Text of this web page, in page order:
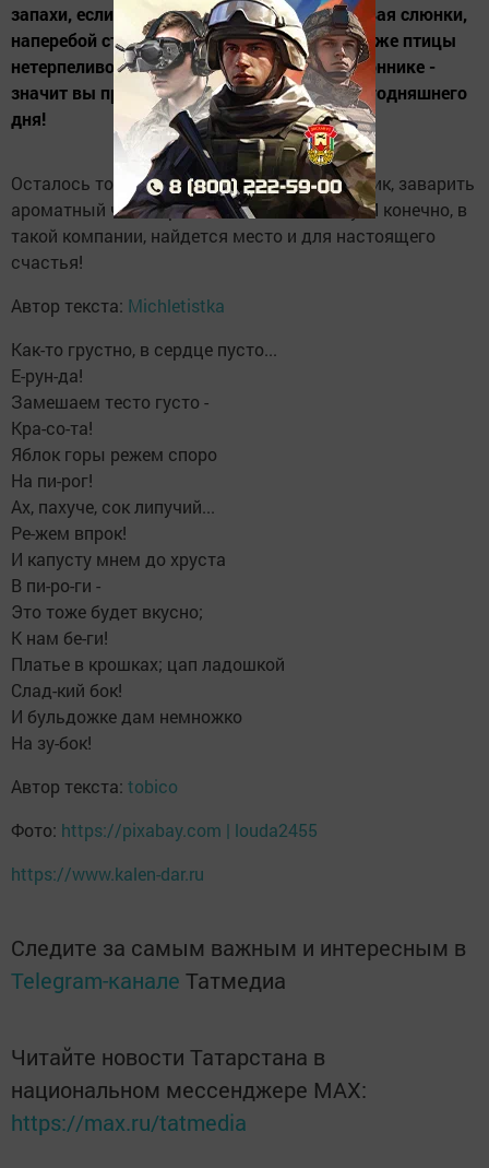
запахи, если ваши друзья и соседи, сглатывая слюнки,
наперебой стучаться к вам в двери, если даже птицы
нетерпеливо выстроились на вашем подоконнике -
значит вы правильно выполнили ритуал сегодняшнего
дня!
Осталось только вскипятить большой чайник, заварить
ароматный чай и пригласить всех к столу. И конечно, в
такой компании, найдется место и для настоящего
счастья!
Автор текста: Michletistka
Как-то грустно, в сердце пусто...
Е-рун-да!
Замешаем тесто густо -
Кра-со-та!
Яблок горы режем споро
На пи-рог!
Ах, пахуче, сок липучий...
Ре-жем впрок!
И капусту мнем до хруста
В пи-ро-ги -
Это тоже будет вкусно;
К нам бе-ги!
Платье в крошках; цап ладошкой
Слад-кий бок!
И бульдожке дам немножко
На зу-бок!
Автор текста: tobico
Фото: https://pixabay.com | louda2455
https://www.kalen-dar.ru
Следите за самым важным и интересным в
Telegram-канале Татмедиа
Читайте новости Татарстана в
национальном мессенджере MАХ:
https://max.ru/tatmedia